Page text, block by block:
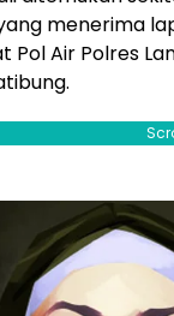
menerima
Pol Air Polres